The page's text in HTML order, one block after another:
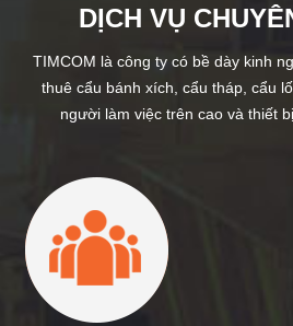
DỊCH VỤ
TIMCOM là công ty có bề dày kinh
thuê cẩu bánh xích, cẩu tháp, cẩu
người làm việc trên cao và thiết